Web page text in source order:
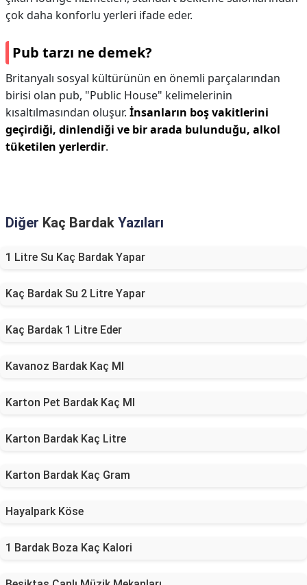
çok daha konforlu yerleri ifade eder.
Pub tarzı ne demek?
Britanyalı sosyal kültürünün en önemli parçalarından
birisi olan pub, "Public House" kelimelerinin
kısaltılmasından oluşur. İnsanların boş vakitlerini
geçirdiği, dinlendiği ve bir arada bulunduğu, alkol
tüketilen yerlerdir.
Diğer Kaç Bardak Yazıları
1 Litre Su Kaç Bardak Yapar
Kaç Bardak Su 2 Litre Yapar
Kaç Bardak 1 Litre Eder
Kavanoz Bardak Kaç Ml
Karton Pet Bardak Kaç Ml
Karton Bardak Kaç Litre
Karton Bardak Kaç Gram
Hayalpark Köse
1 Bardak Boza Kaç Kalori